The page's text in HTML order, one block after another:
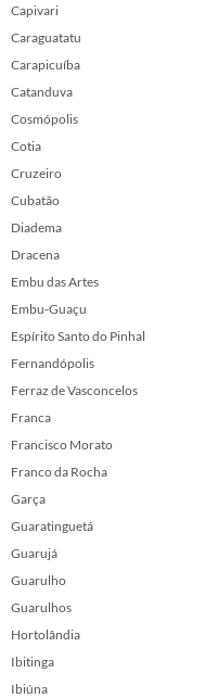
Capivari
Caraguatatu
Carapicuíba
Catanduva
Cosmópolis
Cotia
Cruzeiro
Cubatão
Diadema
Dracena
Embu das Artes
Embu-Guaçu
Espírito Santo do Pinhal
Fernandópolis
Ferraz de Vasconcelos
Franca
Francisco Morato
Franco da Rocha
Garça
Guaratinguetá
Guarujá
Guarulho
Guarulhos
Hortolândia
Ibitinga
Ibiúna